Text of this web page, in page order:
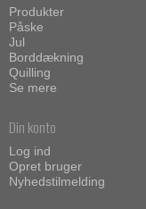
Produkter
Påske
Jul
Borddækning
Quilling
Se mere
Din konto
Log ind
Opret bruger
Nyhedstilmelding